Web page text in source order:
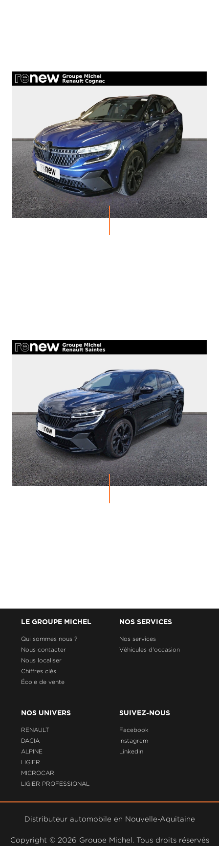
LE GROUPE MICHEL
Qui sommes nous ?
Nous contacter
Nous localiser
Chiffres clés
École de vente
NOS SERVICES
Nos services
Véhicules d'occasion
NOS UNIVERS
RENAULT
DACIA
ALPINE
LIGIER
MICROCAR
LIGIER PROFESSIONAL
SUIVEZ-NOUS
Facebook
Instagram
Linkedin
Distributeur automobile en Nouvelle-Aquitaine
Copyright © 2026 Groupe Michel. Tous droits réservés